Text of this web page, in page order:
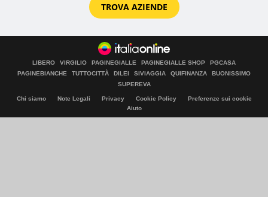
TROVA AZIENDE
LIBERO VIRGILIO PAGINEGIALLE PAGINEGIALLE SHOP
PGCASA
PAGINEBIANCHE
TUTTOCITTÀ DILEI SIVIAGGIA QUIFINANZA
BUONISSIMO
SUPEREVA
Chi siamo Note Legali Privacy Cookie Policy
Preferenze sui cookie
Aiuto